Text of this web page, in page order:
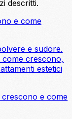
descritti.
e come
e sudore.
crescono,
estetici
e come